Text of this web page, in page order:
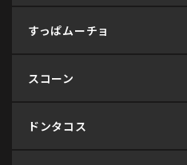
すっぱムーチョ
スコーン
ドンタコス